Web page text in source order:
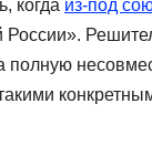
когда из-под
России».
полную